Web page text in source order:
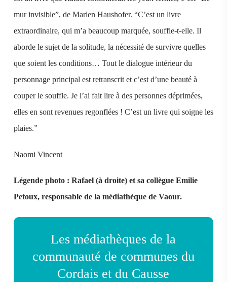
mur invisible”, de Marlen Haushofer. “C’est un livre
extraordinaire, qui m’a beaucoup marquée, souffle-t-elle. Il
aborde le sujet de la solitude, la nécessité de survivre quelles
que soient les conditions… Tout le dialogue intérieur du
personnage principal est retranscrit et c’est d’une beauté à
couper le souffle. Je l’ai fait lire à des personnes déprimées,
elles en sont revenues regonflées ! C’est un livre qui soigne les
plaies.”
Naomi Vincent
Légende photo : Rafael (à droite) et sa collègue Emilie
Petoux, responsable de la médiathèque de Vaour.
Les médiathèques de la
communauté de communes du
Cordais et du Causse